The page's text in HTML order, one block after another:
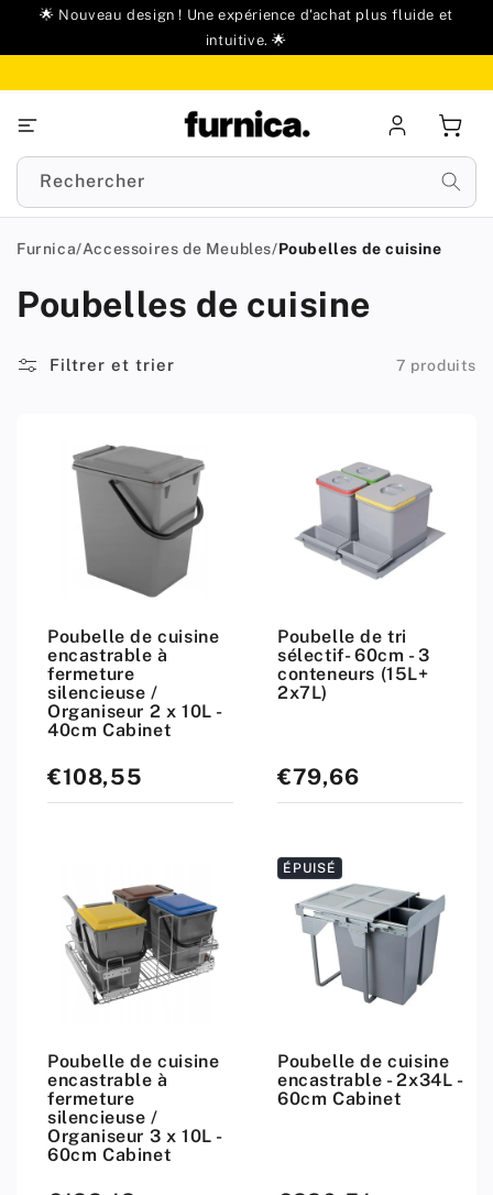
🌟 Nouveau design ! Une expérience d'achat plus fluide et
intuitive. 🌟
connecter
Rechercher
Furnica/Accessoires de Meubles/Poubelles de cuisine
Poubelles de cuisine
Filtrer et trier 7 produits
Poubelle de cuisine
encastrable à
fermeture
silencieuse /
Organiseur 2 x 10L -
40cm Cabinet
Prix
standard
€108,55
Poubelle de tri
sélectif- 60cm - 3
conteneurs (15L+
2x7L)
Prix
standard
€79,66
Poubelle de cuisine
encastrable à
fermeture
silencieuse /
Organiseur 3 x 10L -
60cm Cabinet
ÉPUISÉ
Poubelle de cuisine
encastrable - 2x34L -
60cm Cabinet